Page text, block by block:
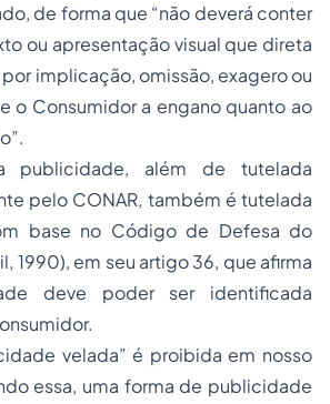
de forma que “não deverá conter
ou apresentação visual que direta
implicação, omissão, exagero ou
o Consumidor a engano quanto ao
publicidade, além de tutelada
pelo CONAR, também é tutelada
base no Código de Defesa do
1990), em seu artigo 36, que afirma
deve poder ser identificada
velada” é proibida em nosso
essa, uma forma de publicidade